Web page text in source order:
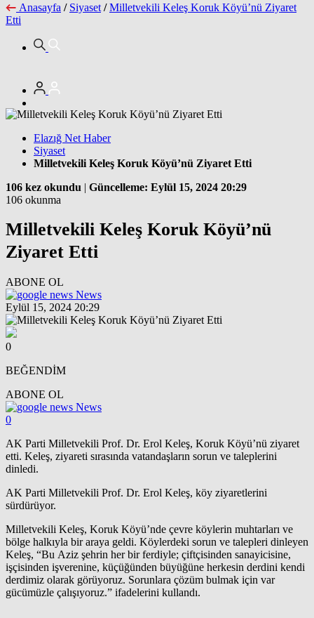
Anasayfa / Siyaset / Milletvekili Keleş Koruk Köyü’nü Ziyaret
Etti
Elazığ Net Haber
Siyaset
Milletvekili Keleş Koruk Köyü’nü Ziyaret Etti
106 kez okundu | Güncelleme: Eylül 15, 2024 20:29
106 okunma
Milletvekili Keleş Koruk Köyü’nü
Ziyaret Etti
ABONE OL
News
Eylül 15, 2024 20:29
0
BEĞENDİM
ABONE OL
News
0
AK Parti Milletvekili Prof. Dr. Erol Keleş, Koruk Köyü’nü ziyaret
etti. Keleş, ziyareti sırasında vatandaşların sorun ve taleplerini
dinledi.
AK Parti Milletvekili Prof. Dr. Erol Keleş, köy ziyaretlerini
sürdürüyor.
Milletvekili Keleş, Koruk Köyü’nde çevre köylerin muhtarları ve
bölge halkıyla bir araya geldi. Köylerdeki sorun ve talepleri dinleyen
Keleş, “Bu Aziz şehrin her bir ferdiyle; çiftçisinden sanayicisine,
işçisinden işverenine, küçüğünden büyüğüne herkesin derdini kendi
derdimiz olarak görüyoruz. Sorunlara çözüm bulmak için var
gücümüzle çalışıyoruz.” ifadelerini kullandı.